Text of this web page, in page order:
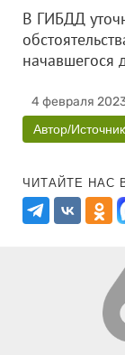
В ГИБДД
4 февраля
Автор/Источник
ЧИТАЙТЕ НАС